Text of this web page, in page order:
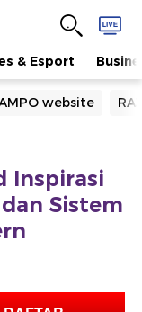
& Esport
website
Inspirasi
Sistem